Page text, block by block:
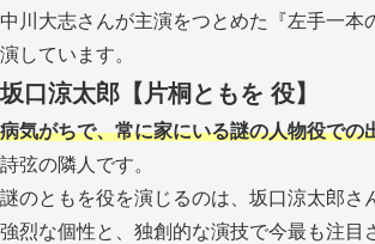
中川大志さんが主演をつとめた『左手一本
演しています。
坂口涼太郎【片桐ともを 役】
病気がちで、常に家にいる謎の人物役での
詩弦の隣人です。
謎のともを役を演じるのは、坂口涼太郎さ
強烈な個性と、独創的な演技で今最も注目